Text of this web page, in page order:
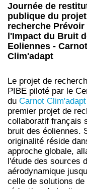
Journée de
publique du
recherche Prévoir
l'Impact du Bruit
Eoliennes - Carnot
Clim'adapt
Le projet de
PIBE piloté par le
du Carnot Clim'adapt
premier projet de
collaboratif français
bruit des éoliennes.
originalité réside
approche globale,
l'étude des sources
aérodynamique
celle de solutions de